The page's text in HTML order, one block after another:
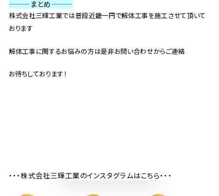
———まとめ———
株式会社三輝工業では普段近畿一円で解体工事を施工させて頂いて
おります
解体工事に関するお悩みの方は是非お問い合わせからご連絡
お待ちしております！
・・・株式会社三輝工業のインスタグラムはこちら・・・